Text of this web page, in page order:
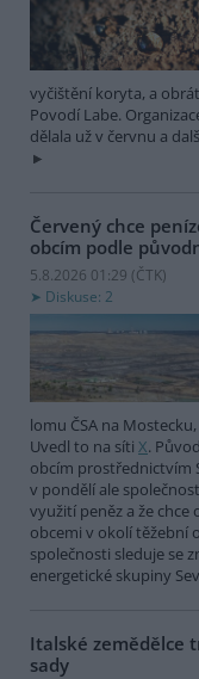
vyčištění koryta, a
Povodí Labe.
dělala už v červnu a
Červený chce
obcím podle
5.8.2026 01:29 (ČTK)
Diskuse: 2
lomu ČSA na
Uvedl to na síti X.
obcím prostřednictvím
v pondělí ale
využití peněz a že
obcemi v okolí těžební
společnosti sleduje se
energetické skupiny
Italské zemědělce
sady